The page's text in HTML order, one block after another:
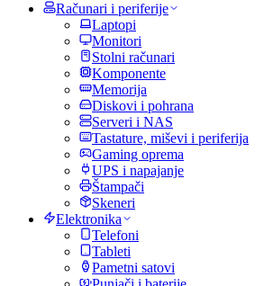
Računari i periferije
Laptopi
Monitori
Stolni računari
Komponente
Memorija
Diskovi i pohrana
Serveri i NAS
Tastature, miševi i periferija
Gaming oprema
UPS i napajanje
Štampači
Skeneri
Elektronika
Telefoni
Tableti
Pametni satovi